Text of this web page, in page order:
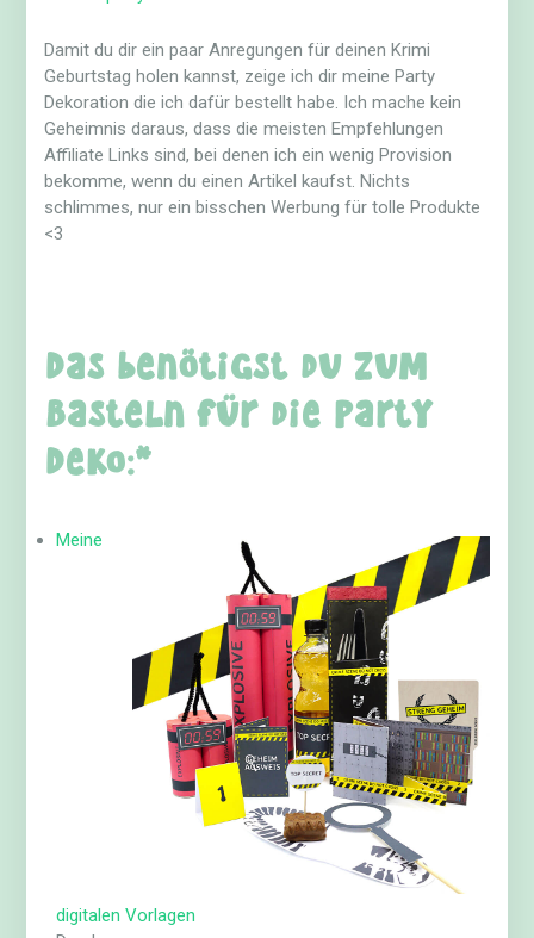
Damit du dir ein paar Anregungen für deinen Krimi
Geburtstag holen kannst, zeige ich dir meine Party
Dekoration die ich dafür bestellt habe. Ich mache kein
Geheimnis daraus, dass die meisten Empfehlungen
Affiliate Links sind, bei denen ich ein wenig Provision
bekomme, wenn du einen Artikel kaufst. Nichts
schlimmes, nur ein bisschen Werbung für tolle Produkte
<3
Das benötigst du zum
Basteln für die Party
Deko:*
Meine
digitalen Vorlagen